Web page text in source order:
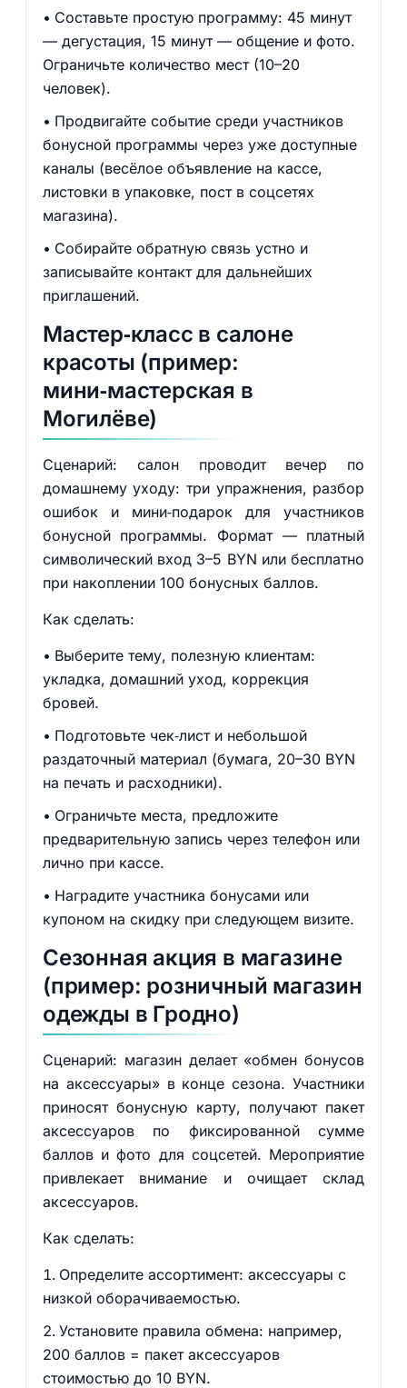
Составьте простую программу: 45 минут
— дегустация, 15 минут — общение и фото.
Ограничьте количество мест (10–20
человек).
Продвигайте событие среди участников
бонусной программы через уже доступные
каналы (весёлое объявление на кассе,
листовки в упаковке, пост в соцсетях
магазина).
Собирайте обратную связь устно и
записывайте контакт для дальнейших
приглашений.
Мастер‑класс в салоне
красоты (пример:
мини‑мастерская в
Могилёве)
Сценарий: салон проводит вечер по
домашнему уходу: три упражнения, разбор
ошибок и мини‑подарок для участников
бонусной программы. Формат — платный
символический вход 3–5 BYN или бесплатно
при накоплении 100 бонусных баллов.
Как сделать:
Выберите тему, полезную клиентам:
укладка, домашний уход, коррекция
бровей.
Подготовьте чек‑лист и небольшой
раздаточный материал (бумага, 20–30 BYN
на печать и расходники).
Ограничьте места, предложите
предварительную запись через телефон или
лично при кассе.
Наградите участника бонусами или
купоном на скидку при следующем визите.
Сезонная акция в магазине
(пример: розничный магазин
одежды в Гродно)
Сценарий: магазин делает «обмен бонусов
на аксессуары» в конце сезона. Участники
приносят бонусную карту, получают пакет
аксессуаров по фиксированной сумме
баллов и фото для соцсетей. Мероприятие
привлекает внимание и очищает склад
аксессуаров.
Как сделать:
Определите ассортимент: аксессуары с
низкой оборачиваемостью.
Установите правила обмена: например,
200 баллов = пакет аксессуаров
стоимостью до 10 BYN.